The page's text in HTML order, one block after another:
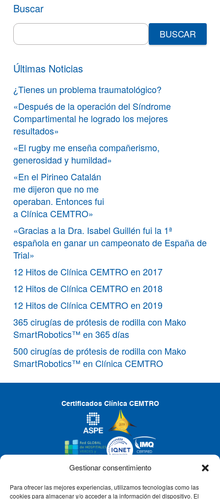
Gestionar consentimiento
Para ofrecer las mejores experiencias, utilizamos tecnologías como las
cookies para almacenar y/o acceder a la información del dispositivo. El
Buscar
Search
for:
Últimas Noticias
¿Tienes un problema traumatológico?
«Después de la operación del Síndrome
Compartimental he logrado los mejores
resultados»
«El rugby me enseña compañerismo,
generosidad y humildad»
«En el Pirineo Catalán
me dijeron que no me
operaban. Entonces fui
a Clínica CEMTRO»
«Gracias a la Dra. Isabel Guillén fui la 1ª
española en ganar un campeonato de España de
Trial»
12 Hitos de Clínica CEMTRO en 2017
12 Hitos de Clínica CEMTRO en 2018
12 Hitos de Clínica CEMTRO en 2019
365 cirugías de prótesis de rodilla con Mako
SmartRobotics™ en 365 días
500 cirugías de prótesis de rodilla con Mako
SmartRobotics™ en Clínica CEMTRO
Certificados Clínica CEMTRO
CLÍNICA CEMTRO